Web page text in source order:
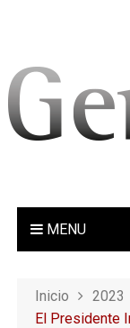
MENU
Inicio 2023
El Presidente